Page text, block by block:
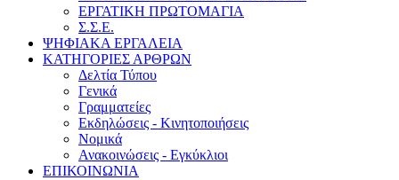
ΕΡΓΑΤΙΚΗ ΠΡΩΤΟΜΑΓΙΑ
Σ.Σ.Ε.
ΨΗΦΙΑΚΑ ΕΡΓΑΛΕΙΑ
ΚΑΤΗΓΟΡΙΕΣ ΑΡΘΡΩΝ
Δελτία Τύπου
Γενικά
Γραμματείες
Εκδηλώσεις - Κινητοποιήσεις
Νομικά
Ανακοινώσεις - Εγκύκλιοι
ΕΠΙΚΟΙΝΩΝΙΑ